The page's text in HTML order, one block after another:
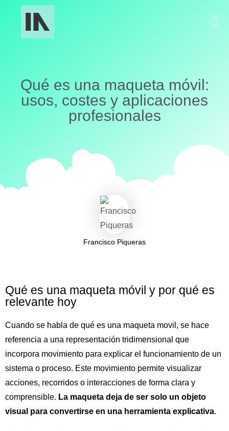
Qué es una maqueta móvil:
usos, costes y aplicaciones
profesionales
Francisco Piqueras
Qué es una maqueta móvil y por qué es
relevante hoy
Cuando se habla de qué es una maqueta movil, se hace
referencia a una representación tridimensional que
incorpora movimiento para explicar el funcionamiento de un
sistema o proceso. Este movimiento permite visualizar
acciones, recorridos o interacciones de forma clara y
comprensible. La maqueta deja de ser solo un objeto
visual para convertirse en una herramienta explicativa.